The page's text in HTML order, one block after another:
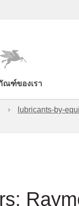
ณฑ์ของเรา
lubricants-by-